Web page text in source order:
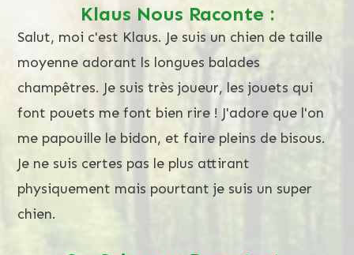
Klaus Nous Raconte :
Salut, moi c'est Klaus. Je suis un chien de taille
moyenne adorant ls longues balades
champêtres. Je suis très joueur, les jouets qui
font pouets me font bien rire ! J'adore que l'on
me papouille le bidon, et faire pleins de bisous.
Je ne suis certes pas le plus attirant
physiquement mais pourtant je suis un super
chien.